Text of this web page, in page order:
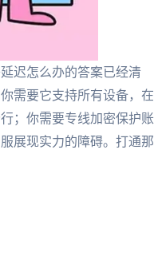
迟怎么办的答案已经清
需要它支持所有设备，在
；你需要专线加密保护账
展现实力的障碍。打通那